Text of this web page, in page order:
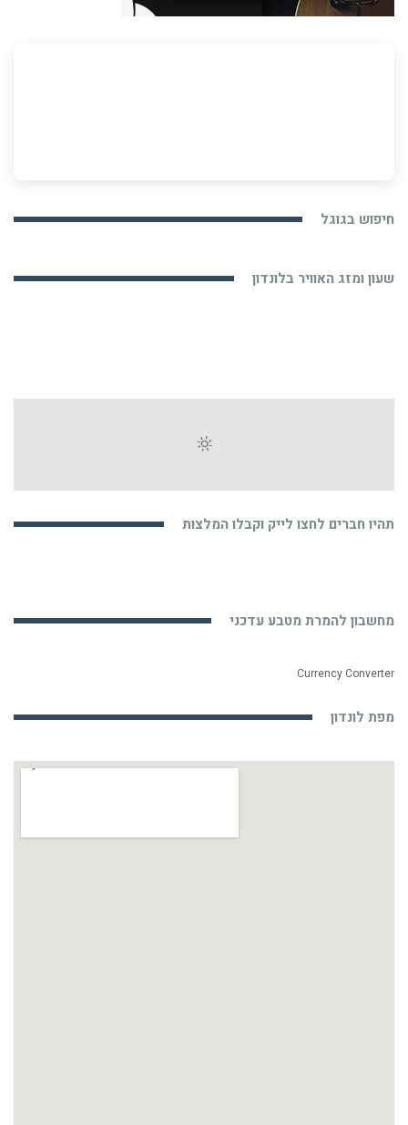
חיפוש בגוגל
שעון ומזג האוויר בלונדון
תהיו חברים לחצו לייק וקבלו המלצות
מחשבון להמרת מטבע עדכני
Currency Converter
מפת לונדון